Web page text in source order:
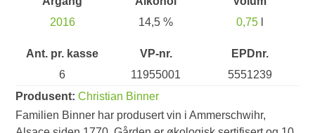
2016
14,5 %
0,75l
Ant. pr. kasse
6
VP-nr.
11955001
EPDnr.
5551239
Produsent:Christian Binner
Familien Binner har produsert vin i Ammerschwihr,